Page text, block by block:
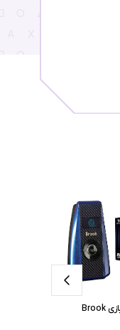
آداپتور فرمان بازی Brook